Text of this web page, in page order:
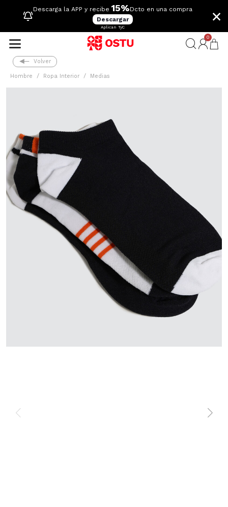
Descarga la APP y recibe 15%Dcto en una compra
Descargar
Aplican TyC
×
0
Volver
Hombre Ropa Interior Medias